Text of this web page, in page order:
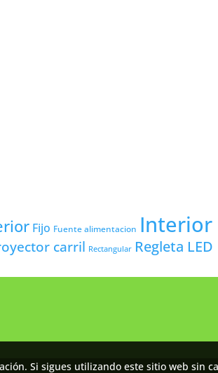
Fijo Fuente alimentacion Interior
carril Rectangular Regleta LED
Si sigues utilizando este sitio web sin